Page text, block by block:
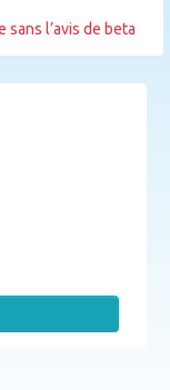
l’avis de beta